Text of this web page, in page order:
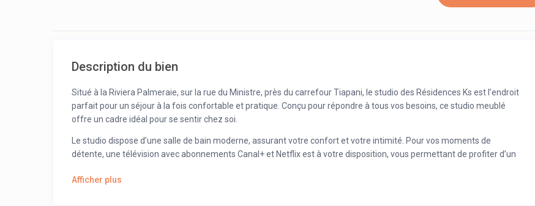
Description du bien
Situé à la Riviera Palmeraie, sur la rue du Ministre, près du carrefour Tiapani, le studio des Résidences Ks est l’endroit
parfait pour un séjour à la fois confortable et pratique. Conçu pour répondre à tous vos besoins, ce studio meublé
offre un cadre idéal pour se sentir chez soi.
Le studio dispose d’une salle de bain moderne, assurant votre confort et votre intimité. Pour vos moments de
détente, une télévision avec abonnements Canal+ et Netflix est à votre disposition, vous permettant de profiter d’un
préparation de vos repas. L’accès Internet vous permet de rester connecté et de gérer vos affaires sans souci.
Afficher plus